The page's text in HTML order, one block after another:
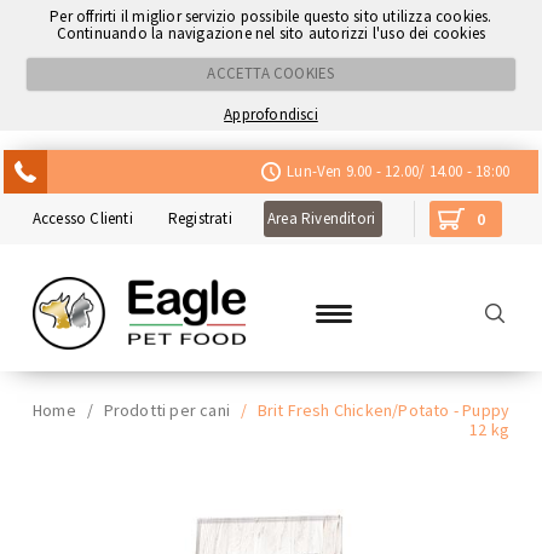
Per offrirti il miglior servizio possibile questo sito utilizza cookies.
Continuando la navigazione nel sito autorizzi l'uso dei cookies
ACCETTA COOKIES
Approfondisci
Lun-Ven 9.00 - 12.00/ 14.00 - 18:00
Accesso Clienti Registrati Area Rivenditori 0
Home / Prodotti per cani / Brit Fresh Chicken/Potato - Puppy
12 kg